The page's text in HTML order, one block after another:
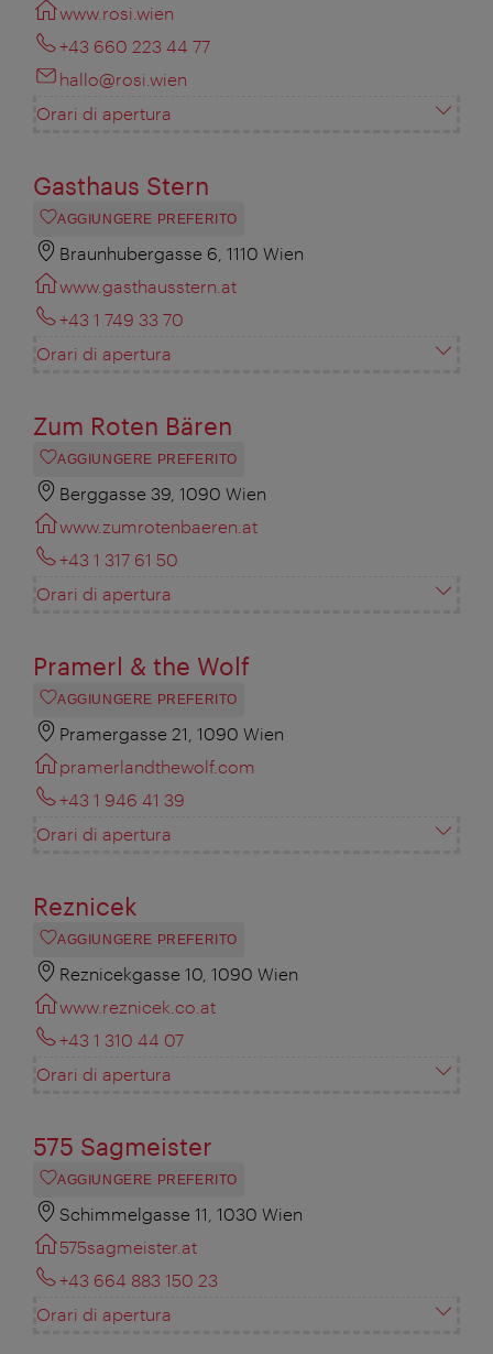
www.rosi.wien
+43 660 223 44 77
hallo@rosi.wien
Orari di apertura
Gasthaus Stern
AGGIUNGERE PREFERITO
Braunhubergasse 6, 1110 Wien
www.gasthausstern.at
+43 1 749 33 70
Orari di apertura
Zum Roten Bären
AGGIUNGERE PREFERITO
Berggasse 39, 1090 Wien
www.zumrotenbaeren.at
+43 1 317 61 50
Orari di apertura
Pramerl & the Wolf
AGGIUNGERE PREFERITO
Pramergasse 21, 1090 Wien
pramerlandthewolf.com
+43 1 946 41 39
Orari di apertura
Reznicek
AGGIUNGERE PREFERITO
Reznicekgasse 10, 1090 Wien
www.reznicek.co.at
+43 1 310 44 07
Orari di apertura
575 Sagmeister
AGGIUNGERE PREFERITO
Schimmelgasse 11, 1030 Wien
575sagmeister.at
+43 664 883 150 23
Orari di apertura